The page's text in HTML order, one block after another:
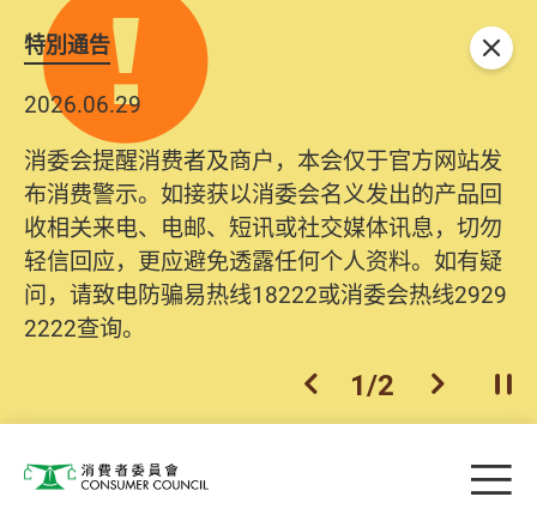
特別通告
2026.06.29
消委会提醒消费者及商户，本会仅于官方网站发
布消费警示。如接获以消委会名义发出的产品回
收相关来电、电邮、短讯或社交媒体讯息，切勿
轻信回应，更应避免透露任何个人资料。如有疑
问，请致电防骗易热线18222或消委会热线2929
2222查询。
上一个
1/2 下一个开
关闭
消费者委员会 目